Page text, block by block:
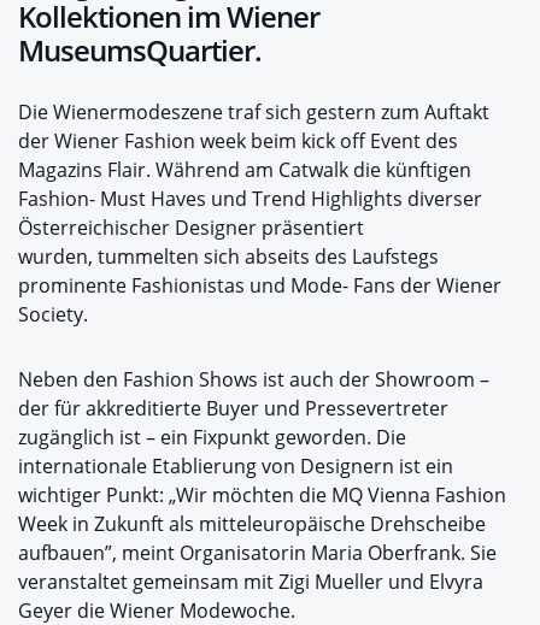
Kollektionen im Wiener
MuseumsQuartier.
Die Wienermodeszene traf sich gestern zum Auftakt
der Wiener Fashion week beim kick off Event des
Magazins Flair. Während am Catwalk die künftigen
Fashion- Must Haves und Trend Highlights diverser
Österreichischer Designer präsentiert
wurden, tummelten sich abseits des Laufstegs
prominente Fashionistas und Mode- Fans der Wiener
Society.
Neben den Fashion Shows ist auch der Showroom –
der für akkreditierte Buyer und Pressevertreter
zugänglich ist – ein Fixpunkt geworden. Die
internationale Etablierung von Designern ist ein
wichtiger Punkt: „Wir möchten die MQ Vienna Fashion
Week in Zukunft als mitteleuropäische Drehscheibe
aufbauen”, meint Organisatorin Maria Oberfrank. Sie
veranstaltet gemeinsam mit Zigi Mueller und Elvyra
Geyer die Wiener Modewoche.